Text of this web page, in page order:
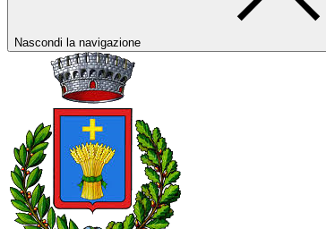
Nascondi la navigazione